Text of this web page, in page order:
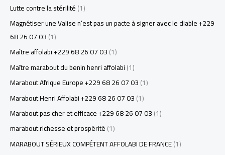
Lutte contre la stérilité(1)
Magnétiser une Valise n’est pas un pacte à signer avec le diable +229
68 26 07 03(1)
Maître affolabi +229 68 26 07 03(1)
Maître marabout du benin henri affolabi(1)
Marabout Afrique Europe +229 68 26 07 03(1)
Marabout Henri Affolabi +229 68 26 07 03(1)
Marabout pas cher et efficace +229 68 26 07 03(1)
marabout richesse et prospérité(1)
MARABOUT SÉRIEUX COMPÉTENT AFFOLABI DE FRANCE(1)